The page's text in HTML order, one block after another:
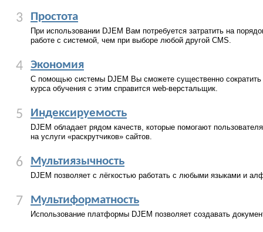
3 Простота
При использовании DJEM Вам потребуется затратить на
работе с системой, чем при выборе любой другой CMS.
4 Экономия
С помощью системы DJEM Вы сможете существенно сократить
курса обучения с этим справится web-верстальщик.
5 Индексируемость
DJEM обладает рядом качеств, которые помогают
на услуги «раскрутчиков» сайтов.
6 Мультиязычность
DJEM позволяет с лёгкостью работать с любыми языками и
7 Мультиформатность
Использование платформы DJEM позволяет создавать